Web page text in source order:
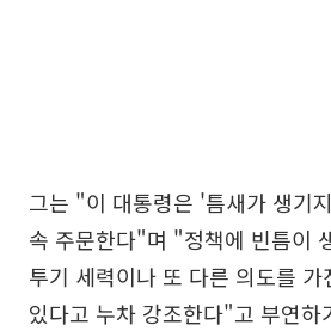
그는 "이 대통령은 '틈새가 생기
속 주문한다"며 "정책에 빈틈이
투기 세력이나 또 다른 의도를
있다고 누차 강조한다"고 부연하